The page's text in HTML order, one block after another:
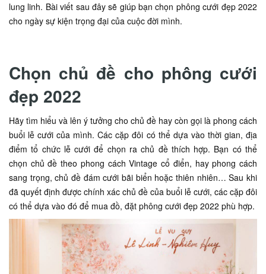
lung linh. Bài viết sau đây sẽ giúp bạn chọn phông cưới đẹp 2022
cho ngày sự kiện trọng đại của cuộc đời mình.
Chọn chủ đề cho phông cưới
đẹp 2022
Hãy tìm hiểu và lên ý tưởng cho chủ đề hay còn gọi là phong cách
buổi lễ cưới của mình. Các cặp đôi có thể dựa vào thời gian, địa
điểm tổ chức lễ cưới để chọn ra chủ đề thích hợp. Bạn có thể
chọn chủ đề theo phong cách Vintage cổ điển, hay phong cách
sang trọng, chủ đề đám cưới bãi biển hoặc thiên nhiên… Sau khi
đã quyết định được chính xác chủ đề của buổi lễ cưới, các cặp đôi
có thể dựa vào đó để mua đồ, đặt phông cưới đẹp 2022 phù hợp.